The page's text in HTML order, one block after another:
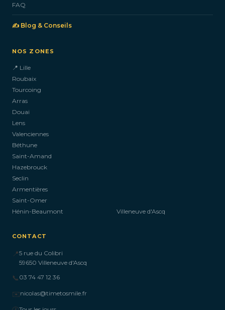
FAQ
✍️ Blog & Conseils
NOS ZONES
📍 Lille
Roubaix
Tourcoing
Arras
Douai
Lens
Valenciennes
Béthune
Saint-Amand
Hazebrouck
Seclin
Armentières
Saint-Omer
Hénin-Beaumont
Villeneuve d'Ascq
CONTACT
📍5 rue du Colibri
59650 Villeneuve d'Ascq
📞 03 74 47 12 36
✉️nicolas@timetosmile.fr